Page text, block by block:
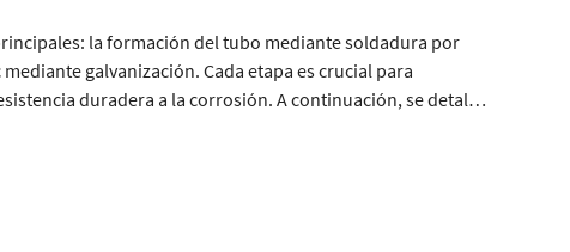
la formación del tubo mediante soldadura por
galvanización. Cada etapa es crucial para
duradera a la corrosión. A continuación, se detalla